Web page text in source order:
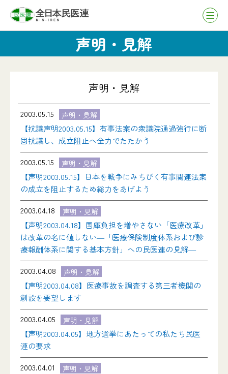
声明・見解
声明・見解
2003.05.15 声明・見解
【抗議声明2003.05.15】有事法案の衆議院通過強行に断
固抗議し、成立阻止へ全力でたたかう
2003.05.15
声明・見解
【声明2003.05.15】日本を戦争にみちびく有事関連法案
の成立を阻止するため総力をあげよう
2003.04.18
声明・見解
【声明2003.04.18】国庫負担を増やさない「医療改革」
は改革の名に値しない―「医療保険制度体系および診
療報酬体系に関する基本方針」への民医連の見解―
2003.04.08
声明・見解
【声明2003.04.08】医療事故を調査する第三者機関の
創設を要望します
2003.04.05
声明・見解
【声明2003.04.05】地方選挙にあたっての私たち民医
連の要求
2003.04.01
声明・見解